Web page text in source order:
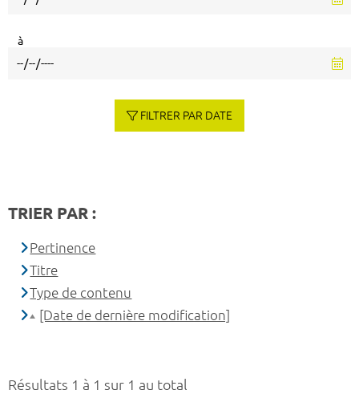
Résultats 1 à 1 sur 1 au total
à
FILTRER PAR DATE
TRIER PAR :
Pertinence
Titre
Type de contenu
[Date de dernière modification]